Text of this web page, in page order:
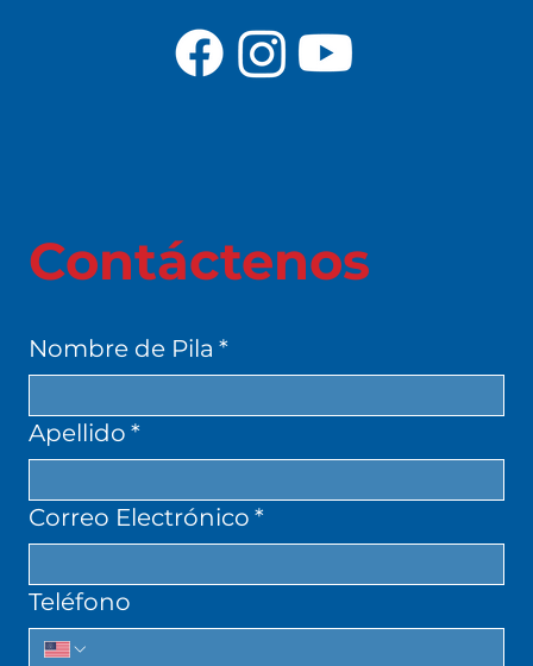
Contáctenos
Nombre de Pila *
Apellido *
Correo Electrónico *
Teléfono